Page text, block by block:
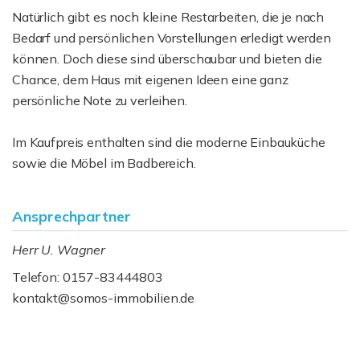
Natürlich gibt es noch kleine Restarbeiten, die je nach
Bedarf und persönlichen Vorstellungen erledigt werden
können. Doch diese sind überschaubar und bieten die
Chance, dem Haus mit eigenen Ideen eine ganz
persönliche Note zu verleihen.
Im Kaufpreis enthalten sind die moderne Einbauküche
sowie die Möbel im Badbereich.
Ansprechpartner
Herr U. Wagner
Telefon: 0157-83444803
kontakt@somos-immobilien.de